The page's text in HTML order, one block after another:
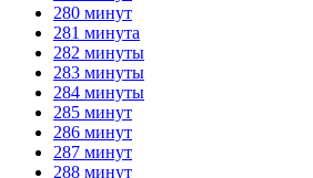
280 минут
281 минута
282 минуты
283 минуты
284 минуты
285 минут
286 минут
287 минут
288 минут